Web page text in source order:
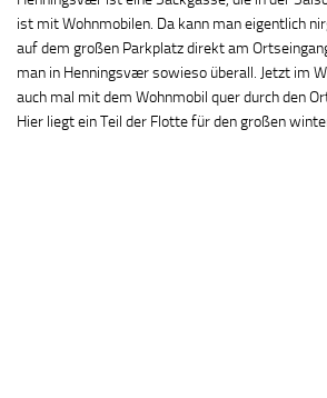
ist mit Wohnmobilen. Da kann man eigentlich
auf dem großen Parkplatz direkt am
man in Henningsvær sowieso überall. Jetzt im
auch mal mit dem Wohnmobil quer durch den
Hier liegt ein Teil der Flotte für den großen